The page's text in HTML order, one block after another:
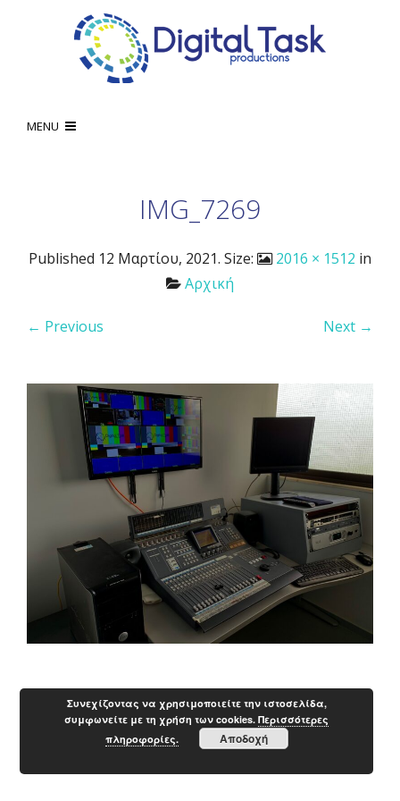
MENU
IMG_7269
Published 12 Μαρτίου, 2021. Size: 2016 × 1512 in
Αρχική
← Previous Next →
Συνεχίζοντας να χρησιμοποιείτε την ιστοσελίδα,
συμφωνείτε με τη χρήση των cookies.Περισσότερες
πληροφορίες.
Αποδοχή